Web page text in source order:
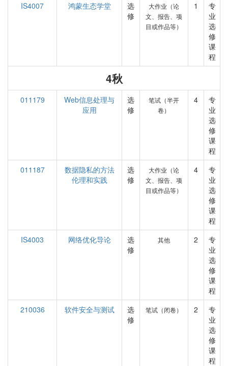
IS4007 鸿蒙生态学堂
选
修
大作业（论
文、报告、项
目或作品等）
1
专
业
选
修
课
程
4秋
011179
Web信息处理与
应用
选
修
笔试（半开
卷）
4
专
业
选
修
课
程
011187
数据隐私的方法
伦理和实践
选
修
大作业（论
文、报告、项
目或作品等）
4
专
业
选
修
课
程
IS4003
网络优化导论
选
修
其他 2
专
业
选
修
课
程
210036
软件安全与测试
选
修
笔试（闭卷） 2
专
业
选
修
课
程